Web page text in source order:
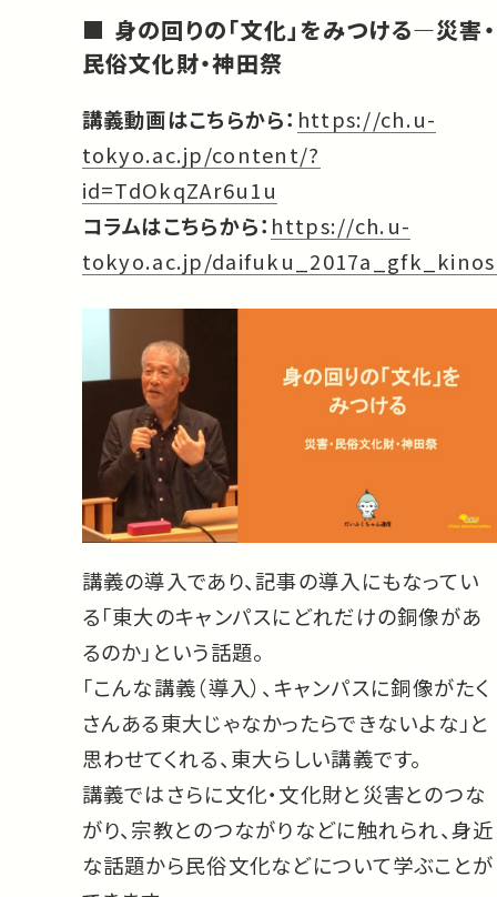
身の回りの「文化」をみつける—災害・
民俗文化財・神田祭
講義動画はこちらから： https://ch.u-
tokyo.ac.jp/content/?
id=TdOkqZAr6u1u
コラムはこちらから： https://ch.u-
tokyo.ac.jp/
講義の導入であり、記事の導入にもなってい
る「東大のキャンパスにどれだけの銅像があ
るのか」という話題。
「こんな講義（導入）、キャンパスに銅像がたく
さんある東大じゃなかったらできないよな」と
思わせてくれる、東大らしい講義です。
講義ではさらに文化・文化財と災害とのつな
がり、宗教とのつながりなどに触れられ、身近
な話題から民俗文化などについて学ぶことが